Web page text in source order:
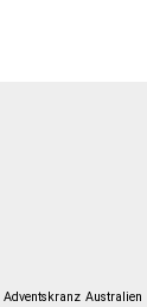
Adventskranz Australien